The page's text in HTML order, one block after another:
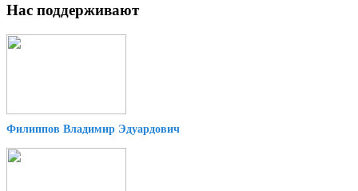
Нас поддерживают
Филиппов Владимир Эдуардович